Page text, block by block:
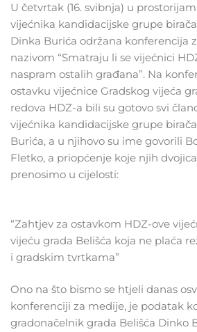
U četvrtak (16. svibnja) u
vijećnika kandidacijske grupe
Dinka Burića održana konferencija
nazivom “Smatraju li se vijećnici
naspram ostalih građana”. Na
ostavku vijećnice Gradskog vijeća
redova HDZ-a bili su gotovo svi
vijećnika kandidacijske grupe
Burića, a u njihovo su ime govorili
Fletko, a priopćenje koje njih
prenosimo u cijelosti:
“Zahtjev za ostavkom HDZ-ove
vijeću grada Belišća koja ne plaća
i gradskim tvrtkama”
Ono na što bismo se htjeli danas
konferenciji za medije, je podatak
gradonačelnik grada Belišća Dinko